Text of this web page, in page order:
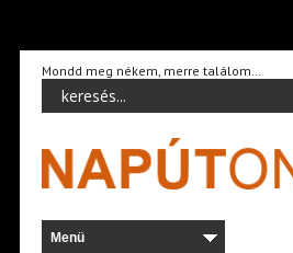
Mondd meg nékem, merre találom…